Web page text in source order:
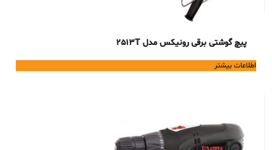
پیچ گوشتی برقی رونیکس مدل 2513T
اطلاعات بیشتر